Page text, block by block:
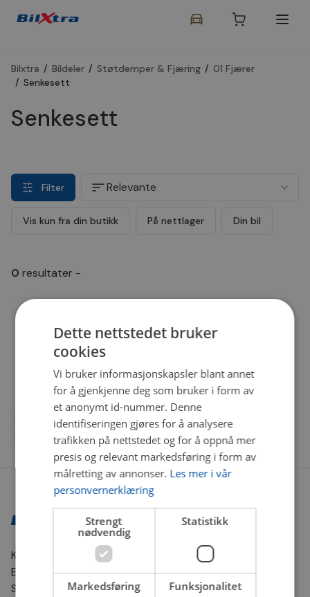
Bilxtra / Bildeler / Støtdemper & Fjæring / 01 Fjærer
/ Senkesett
Senkesett
Filter Relevante
Vis kun fra din butikk På nettlager Din bil
0 resultater -
Kontaktinformasjon
E-post: nettbutikk@bilxtra.no
Sporingsnummer sender vi deg på SMS.
Dette nettstedet bruker
cookies
Vi bruker informasjonskapsler blant annet
for å gjenkjenne deg som bruker i form av
et anonymt id-nummer. Denne
identifiseringen gjøres for å analysere
trafikken på nettstedet og for å oppnå mer
presis og relevant markedsføring i form av
målretting av annonser. Les mer i vår
personvernerklæring
Strengt
nødvendig
Statistikk
Markedsføring Funksjonalitet